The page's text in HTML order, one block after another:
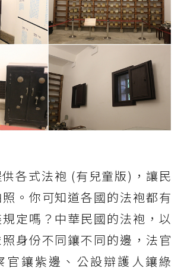
各式法袍 (有兒童版)，讓民
。你可知道各國的法袍都有
定嗎？中華民國的法袍，以
身份不同鑲不同的邊，法官
官鑲紫邊、公設辯護人鑲綠